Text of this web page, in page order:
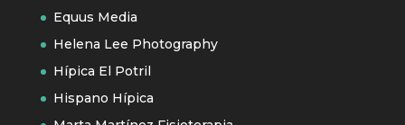
Equus Media
Helena Lee Photography
Hípica El Potril
Hispano Hípica